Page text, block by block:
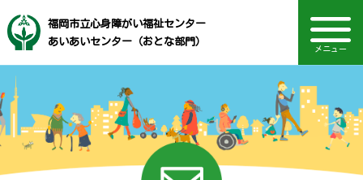
福岡市立心身障がい福祉センター
あいあいセンター（おとな部門）
メニュー
TOPページ
主な事業内容
診療部門
自立訓練センター（視覚）
自立訓練センター（身体・高次脳）
自立訓練センター（発達）
高次脳機能障がい支援センター
施設概要
アクセス
お知らせ
採用情報
福岡市社会福祉事業団
音声読み上げ・文字・見やすさ調整
Language
電話：092-721-1611